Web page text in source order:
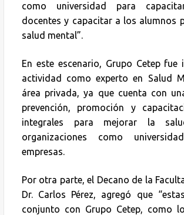
como universidad para
docentes y capacitar a los alumnos
salud mental”.
En este escenario, Grupo Cetep
actividad como experto en Salud
área privada, ya que cuenta con
prevención, promoción y
integrales para mejorar la
organizaciones como
empresas.
Por otra parte, el Decano de la
Dr. Carlos Pérez, agregó que
conjunto con Grupo Cetep, como